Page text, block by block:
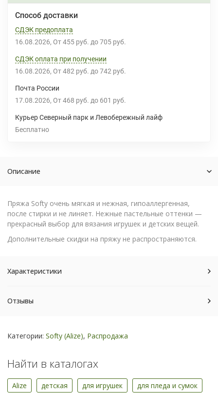
Способ доставки
СДЭК предоплата
16.08.2026 От 455 руб. до 705 руб.
СДЭК оплата при получении
16.08.2026 От 482 руб. до 742 руб.
Почта России
17.08.2026 От 468 руб. до 601 руб.
Курьер Северный парк и Левобережный лайф
Бесплатно
Описание
Пряжа Softy очень мягкая и нежная, гипоаллергенная,
после стирки и не линяет. Нежные пастельные оттенки —
прекрасный выбор для вязания игрушек и детских вещей.
Дополнительные скидки на пряжу не распространяются.
Характеристики
Отзывы
Категории: Softy (Alize), Распродажа
Найти в каталогах
Alize детская для игрушек для пледа и сумок